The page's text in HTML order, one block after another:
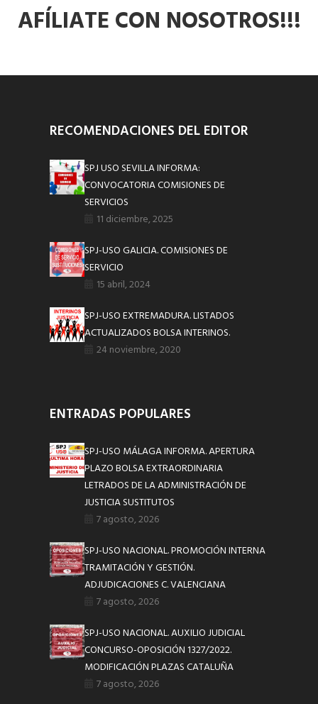
AFÍLIATE CON NOSOTROS!!!
RECOMENDACIONES DEL EDITOR
SPJ USO SEVILLA INFORMA:
CONVOCATORIA COMISIONES DE
SERVICIOS
11 diciembre, 2025
SPJ-USO GALICIA. COMISIONES DE
SERVICIO
15 abril, 2024
SPJ-USO EXTREMADURA. LISTADOS
ACTUALIZADOS BOLSA INTERINOS.
24 noviembre, 2020
ENTRADAS POPULARES
SPJ-USO MÁLAGA INFORMA. APERTURA
PLAZO BOLSA EXTRAORDINARIA
LETRADOS DE LA ADMINISTRACIÓN DE
JUSTICIA SUSTITUTOS
7 agosto, 2026
SPJ-USO NACIONAL. PROMOCIÓN INTERNA
TRAMITACIÓN Y GESTIÓN.
ADJUDICACIONES C. VALENCIANA
7 agosto, 2026
SPJ-USO NACIONAL. AUXILIO JUDICIAL
CONCURSO-OPOSICIÓN 1327/2022.
MODIFICACIÓN PLAZAS CATALUÑA
7 agosto, 2026